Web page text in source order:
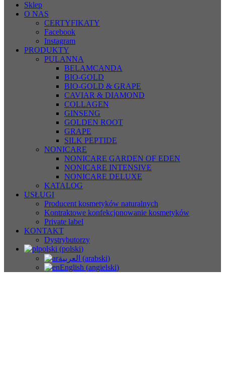
Sklep
O NAS
CERTYFIKATY
Facebook
Instagram
PRODUKTY
PULANNA
BELAMCANDA
BIO-GOLD
BIO-GOLD & GRAPE
CAVIAR & DIAMOND
COLLAGEN
GINSENG
GOLDEN ROOT
GRAPE
SILK PEPTIDE
NONICARE
NONICARE GARDEN OF EDEN
NONICARE INTENSIVE
NONICARE DELUXE
KATALOG
USŁUGI
Producent kosmetyków naturalnych
Kontraktowe konfekcjonowanie kosmetyków
Private label
KONTAKT
Dystrybutorzy
polski (polski)
العربية (arabski)
English (angielski)